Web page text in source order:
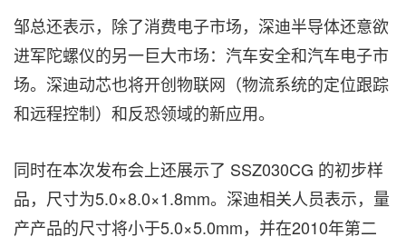
邹总还表示，除了消费电子市场，深迪半导体还意欲
进军陀螺仪的另一巨大市场：汽车安全和汽车电子市
场。深迪动芯也将开创物联网（物流系统的定位跟踪
和远程控制）和反恐领域的新应用。
同时在本次发布会上还展示了 SSZ030CG 的初步样
品，尺寸为5.0×8.0×1.8mm。深迪相关人员表示，量
产产品的尺寸将小于5.0×5.0mm，并在2010年第二